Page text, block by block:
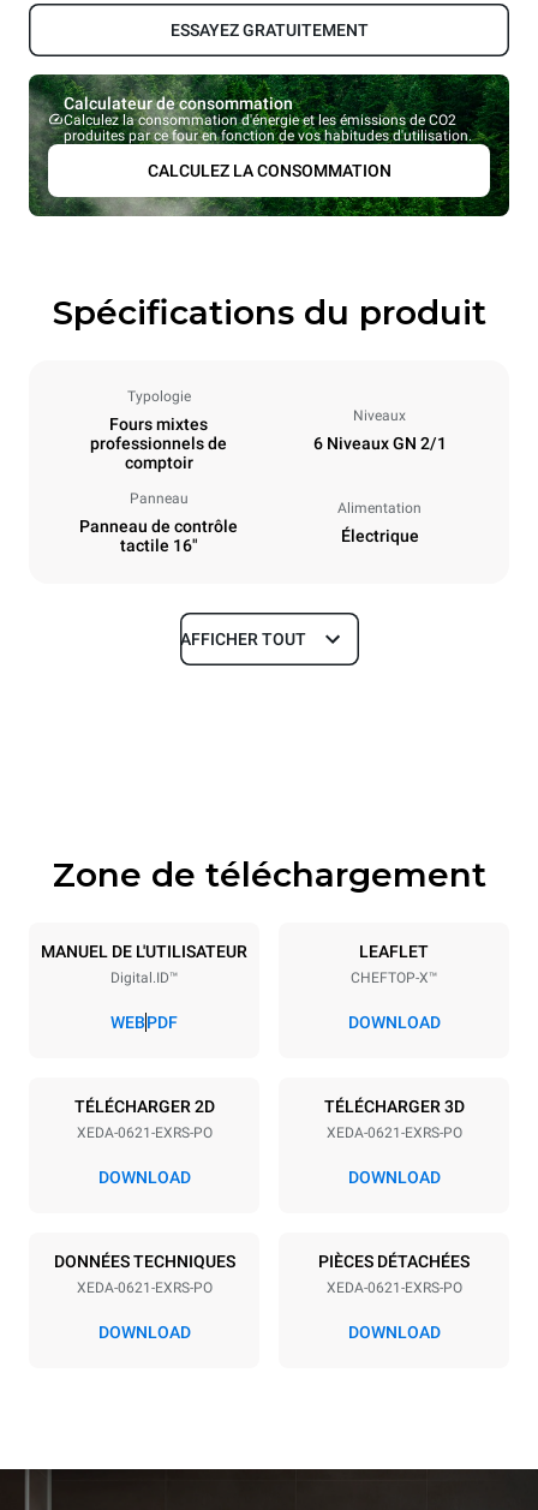
ESSAYEZ GRATUITEMENT
Calculateur de consommation
Calculez la consommation d'énergie et les émissions de CO2
produites par ce four en fonction de vos habitudes d'utilisation.
CALCULEZ LA CONSOMMATION
Spécifications du produit
Typologie
Fours mixtes
professionnels de
comptoir
Niveaux
6 Niveaux GN 2/1
Panneau
Panneau de contrôle
tactile 16"
Alimentation
Électrique
Dimensions
Caractéristiques de la plaque
6 GN 2/1
Espace entre les plaques
Alimentation
Tension
380-415V 3N~ / 220-240V
3~
Énergie électrique
23,1 kW
50 / 60 Hz NON INCLUS
directes produites par le
AFFICHER TOUT
Zone de téléchargement
MANUEL DE L'UTILISATEUR
Digital.ID™
WEBPDF
LEAFLET
CHEFTOP-X™
DOWNLOAD
TÉLÉCHARGER 2D
XEDA-0621-EXRS-PO
DOWNLOAD
TÉLÉCHARGER 3D
XEDA-0621-EXRS-PO
DOWNLOAD
DONNÉES TECHNIQUES
XEDA-0621-EXRS-PO
DOWNLOAD
PIÈCES DÉTACHÉES
XEDA-0621-EXRS-PO
DOWNLOAD